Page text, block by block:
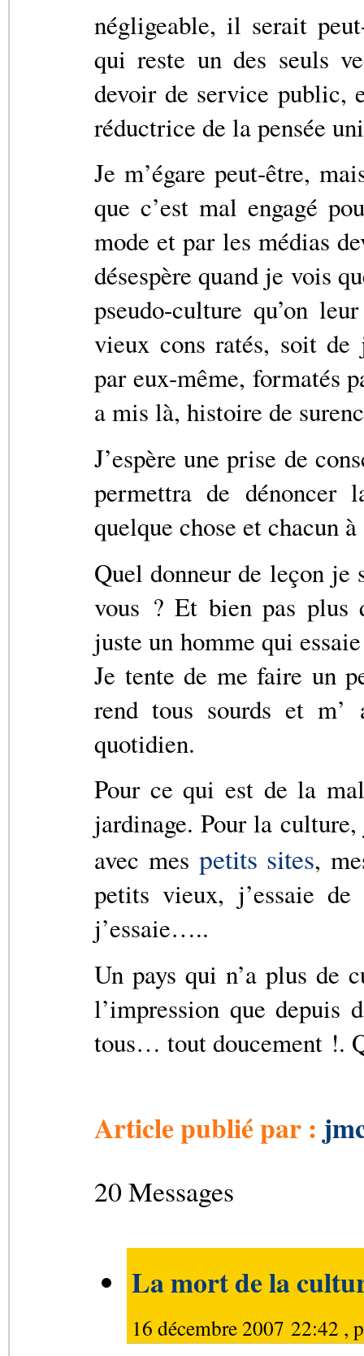
négligeable, il serait
qui reste un des seuls
devoir de service public,
réductrice de la pensée
Je m’égare peut-être,
que c’est mal engagé
mode et par les médias
désespère quand je vois
pseudo-culture qu’on
vieux cons ratés, soit de
par eux-même, formatés
a mis là, histoire de
J’espère une prise de
permettra de
quelque chose et chacun
Quel donneur de leçon
vous ? Et bien pas plus
juste un homme qui
Je tente de me faire un
rend tous sourds et m’
quotidien.
Pour ce qui est de la
jardinage. Pour la
avec mes petits sites,
petits vieux, j’essaie
j’essaie…..
Un pays qui n’a plus de
l’impression que depuis
tous… tout doucement !.
Article publié par :
20 Messages
La mort de la
16 décembre 2007 22:42 ,